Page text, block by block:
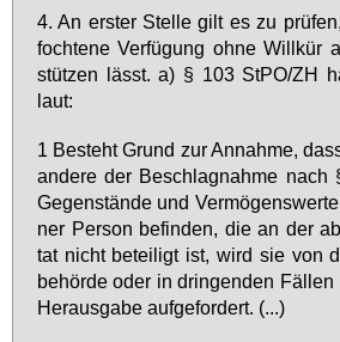
4. An ers­ter Stel­le gilt es zu
foch­te­ne Ver­fü­gung oh­ne Will­kür
stüt­zen lässt. a) § 103 StPO/ZH
laut:
1 Be­steht Grund zur An­nah­me,
an­de­re der Be­schlag­nah­me nach
Ge­gen­stän­de und
ner Per­son be­fin­den, die an der
tat nicht be­tei­ligt ist, wird sie von
be­hör­de oder in drin­gen­den
Her­aus­ga­be auf­ge­for­dert. (...)